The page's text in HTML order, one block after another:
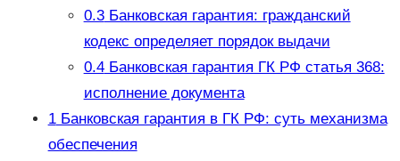
0.3Банковская гарантия: гражданский
кодекс определяет порядок выдачи
0.4Банковская гарантия ГК РФ статья 368:
исполнение документа
1Банковская гарантия в ГК РФ: суть механизма
обеспечения